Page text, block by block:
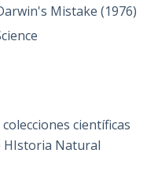
Mistake (1976)
científicas
HIstoria Natural